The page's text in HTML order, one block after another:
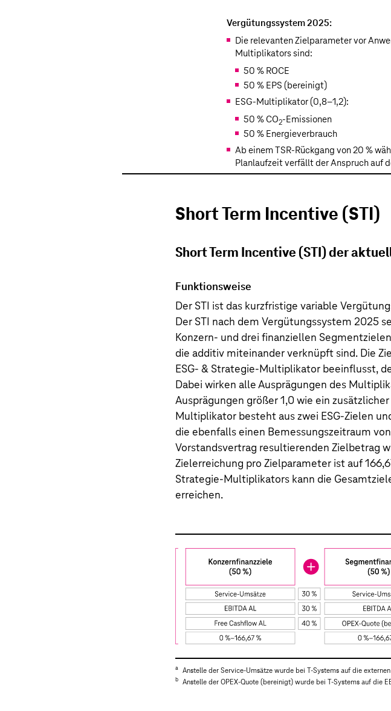
Vergütungssystem 2025:
Die relevanten Zielparameter vor
Multiplikators sind:
50 % ROCE
50 % EPS (bereinigt)
ESG-Multiplikator(0,8–1,2):
50 % CO2-Emissionen
50 % Energieverbrauch
Ab einem TSR-Rückgang von 20 %
Planlaufzeit verfällt der Anspruch auf
Short Term Incentive (STI)
Short Term Incentive (STI) der
Funktionsweise
Der STI ist das kurzfristige variable
Der STI nach dem Vergütungssystem 2025
Konzern- und drei finanziellen
die additiv miteinander verknüpft sind. Die
ESG- & Strategie-Multiplikator beeinflusst,
Dabei wirken alle Ausprägungen des
Ausprägungen größer 1,0 wie ein
Multiplikator besteht aus zwei ESG-Zielen
die ebenfalls einen Bemessungszeitraum
Vorstandsvertrag resultierenden Zielbetrag
Zielerreichung pro Zielparameter ist auf
Strategie-Multiplikators kann die
erreichen.
a Anstelle der Service-Umsätze wurde bei T‑Systems auf die
b Anstelle der OPEX-Quote (bereinigt) wurde bei T‑Systems auf die